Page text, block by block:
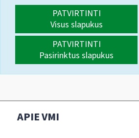
PATVIRTINTI
Visus slapukus
PATVIRTINTI
Pasirinktus slapukus
APIE VMI